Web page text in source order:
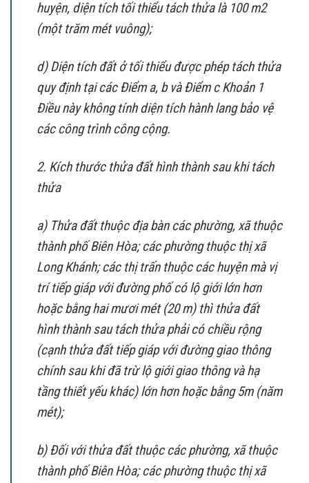
huyện, diện tích tối thiểu tách thửa là 100 m2
(một trăm mét vuông);
d) Diện tích đất ở tối thiểu được phép tách thửa
quy định tại các Điểm a, b và Điểm c Khoản 1
Điều này không tính diện tích hành lang bảo vệ
các công trình công cộng.
2. Kích thước thửa đất hình thành sau khi tách
thửa
a) Thửa đất thuộc địa bàn các phường, xã thuộc
thành phố Biên Hòa; các phường thuộc thị xã
Long Khánh; các thị trấn thuộc các huyện mà vị
trí tiếp giáp với đường phố có lộ giới lớn hơn
hoặc bằng hai mươi mét (20 m) thì thửa đất
hình thành sau tách thửa phải có chiều rộng
(cạnh thửa đất tiếp giáp với đường giao thông
chính sau khi đã trừ lộ giới giao thông và hạ
tầng thiết yếu khác) lớn hơn hoặc bằng 5m (năm
mét);
b) Đối với thửa đất thuộc các phường, xã thuộc
thành phố Biên Hòa; các phường thuộc thị xã